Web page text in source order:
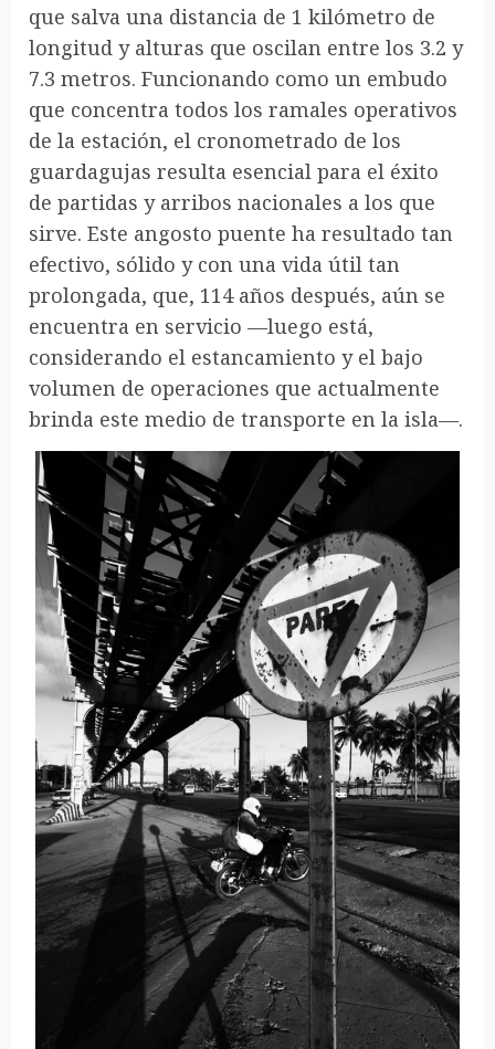
que salva una distancia de 1 kilómetro de
longitud y alturas que oscilan entre los 3.2 y
7.3 metros. Funcionando como un embudo
que concentra todos los ramales operativos
de la estación, el cronometrado de los
guardagujas resulta esencial para el éxito
de partidas y arribos nacionales a los que
sirve. Este angosto puente ha resultado tan
efectivo, sólido y con una vida útil tan
prolongada, que, 114 años después, aún se
encuentra en servicio —luego está,
considerando el estancamiento y el bajo
volumen de operaciones que actualmente
brinda este medio de transporte en la isla—.